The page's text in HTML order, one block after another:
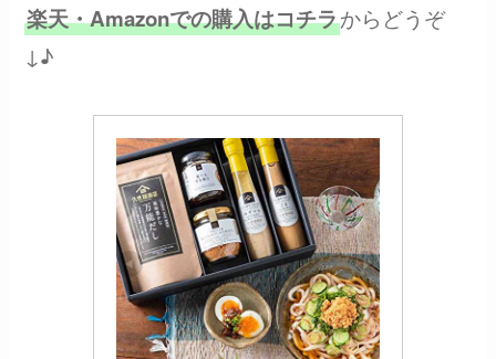
楽天・Amazonでの購入はコチラからどうぞ
↓♪